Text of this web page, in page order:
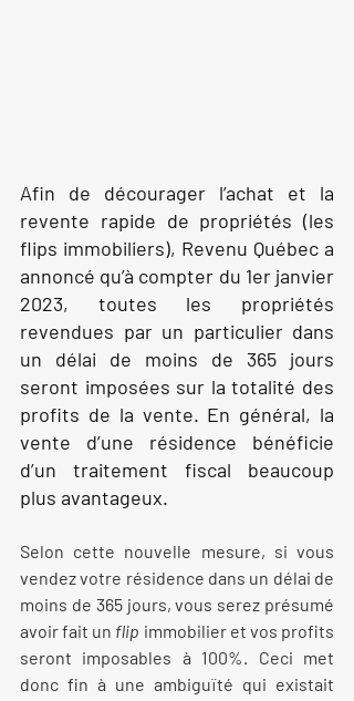
Afin de décourager l’achat et la
revente rapide de propriétés (les
flips immobiliers), Revenu Québec a
annoncé qu’à compter du 1er janvier
2023, toutes les propriétés
revendues par un particulier dans
un délai de moins de 365 jours
seront imposées sur la totalité des
profits de la vente. En général, la
vente d’une résidence bénéficie
d’un traitement fiscal beaucoup
plus avantageux.
Selon cette nouvelle mesure, si vous
vendez votre résidence dans un délai de
moins de 365 jours, vous serez présumé
avoir fait un flip immobilier et vos profits
seront imposables à 100%. Ceci met
donc fin à une ambiguïté qui existait